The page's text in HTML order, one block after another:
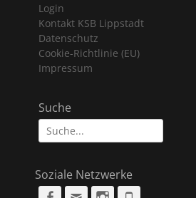
Login
Kontakt KSB Lippstadt
Datenschutz
Cookie-Richtlinie (EU)
Impressum
Suche
Suche
nach:
Soziale Netzwerke